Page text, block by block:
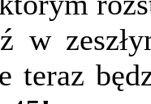
w
teraz